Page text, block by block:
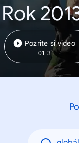
Rok
Pozrite si video
01:31